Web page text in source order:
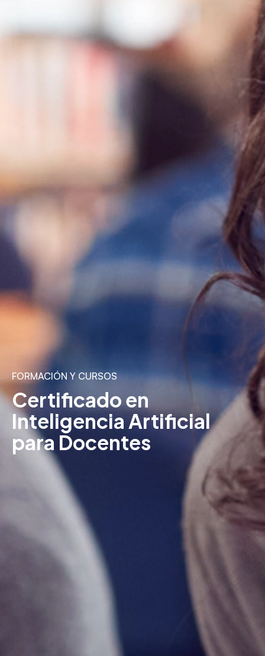
FORMACIÓN Y CURSOS
Certificado en
Inteligencia Artificial
para Docentes